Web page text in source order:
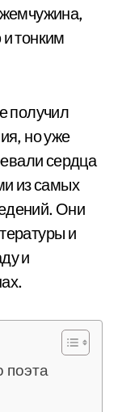
тонким
получил
но уже
сердца
из самых
Они
и
и
поэта